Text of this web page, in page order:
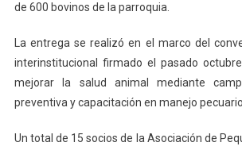
de 600 bovinos de la parroquia.
La entrega se realizó en el marco del
interinstitucional firmado el pasado
mejorar la salud animal mediante
preventiva y capacitación en manejo
Un total de 15 socios de la Asociación de